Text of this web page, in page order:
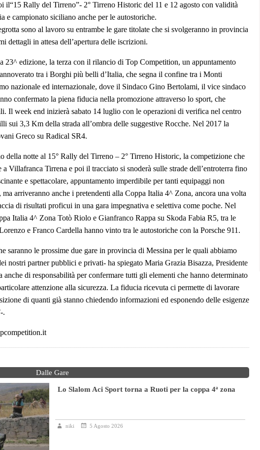
il“15 Rally del Tirreno”- 2° Tirreno Historic del 11 e 12 agosto con validità
campionato siciliano anche per le autostoriche.
sono al lavoro su entrambe le gare titolate che si svolgeranno in provincia
dettagli in attesa dell’apertura delle iscrizioni.
edizione, la terza con il rilancio di Top Competition, un appuntamento
tra i Borghi più belli d’Italia, che segna il confine tra i Monti
nazionale ed internazionale, dove il Sindaco Gino Bertolami, il vice sindaco
confermato la piena fiducia nella promozione attraverso lo sport, che
Il week end inizierà sabato 14 luglio con le operazioni di verifica nel centro
sui 3,3 Km della strada all’ombra delle suggestive Rocche. Nel 2017 la
Greco su Radical SR4.
della notte al 15° Rally del Tirreno – 2° Tirreno Historic, la competizione che
Villafranca Tirrena e poi il tracciato si snoderà sulle strade dell’entroterra fino
e spettacolare, appuntamento imperdibile per tanti equipaggi non
arriveranno anche i pretendenti alla Coppa Italia 4^ Zona, ancora una volta
di risultati proficui in una gara impegnativa e selettiva come poche. Nel
Italia 4^ Zona Totò Riolo e Gianfranco Rappa su Skoda Fabia R5, tra le
e Franco Cardella hanno vinto tra le autostoriche con la Porsche 911.
saranno le prossime due gare in provincia di Messina per le quali abbiamo
nostri partner pubblici e privati- ha spiegato Maria Grazia Bisazza, Presidente
di responsabilità per confermare tutti gli elementi che hanno determinato
attenzione alla sicurezza. La fiducia ricevuta ci permette di lavorare
di quanti già stanno chiedendo informazioni ed esponendo delle esigenze
.
Dalle Gare
Lo Slalom Aci Sport torna a Ruoti per la coppa 4ª zona
niki 5 Agosto 2026